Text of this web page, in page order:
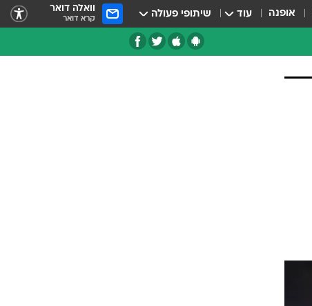
אופנה עוד שיתופי פעולה וואלה דואר
קרא דואר